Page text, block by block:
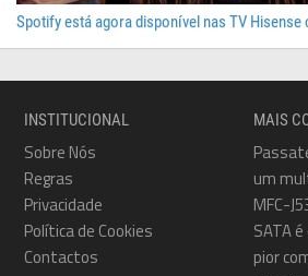
Spotify está agora disponível nas TV
INSTITUCIONAL
Sobre Nós
Regras
Privacidade
Política de Cookies
Contactos
MAIS
um
MFC-
SATA
pior